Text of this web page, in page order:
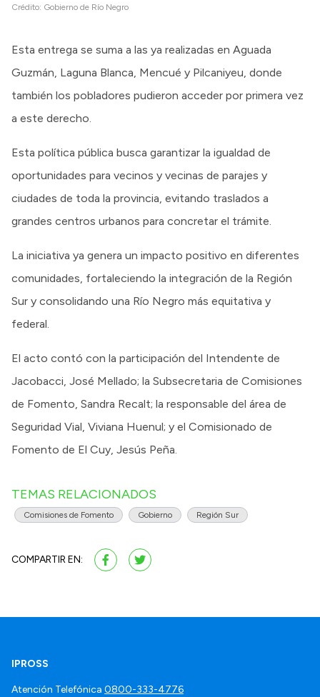
Crédito: Gobierno de Río Negro
Esta entrega se suma a las ya realizadas en Aguada
Guzmán, Laguna Blanca, Mencué y Pilcaniyeu, donde
también los pobladores pudieron acceder por primera vez
a este derecho.
Esta política pública busca garantizar la igualdad de
oportunidades para vecinos y vecinas de parajes y
ciudades de toda la provincia, evitando traslados a
grandes centros urbanos para concretar el trámite.
La iniciativa ya genera un impacto positivo en diferentes
comunidades, fortaleciendo la integración de la Región
Sur y consolidando una Río Negro más equitativa y
federal.
El acto contó con la participación del Intendente de
Jacobacci, José Mellado; la Subsecretaria de Comisiones
de Fomento, Sandra Recalt; la responsable del área de
Seguridad Vial, Viviana Huenul; y el Comisionado de
Fomento de El Cuy, Jesús Peña.
TEMAS RELACIONADOS
Comisiones de Fomento Gobierno Región Sur
COMPARTIR EN:
IPROSS
Atención Telefónica 0800-333-4776